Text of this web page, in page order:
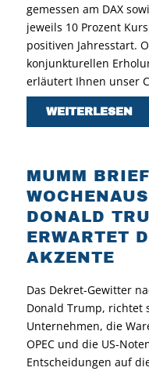
gemessen am DAX
jeweils 10 Prozent
positiven Jahresstart.
konjunkturellen
erläutert Ihnen unser
WEITERLESEN
MUMM
DONALD
ERWARTET
AKZENTE
Das Dekret-Gewitter
Donald Trump, richtet
Unternehmen, die
OPEC und die US-
Entscheidungen auf